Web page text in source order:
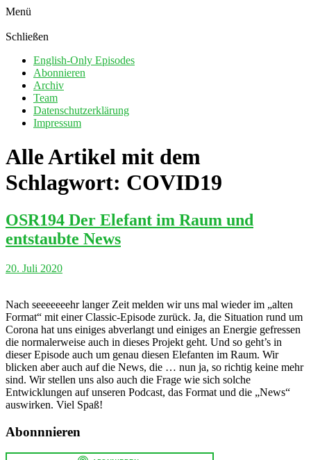
Menü
Schließen
English-Only Episodes
Abonnieren
Archiv
Team
Datenschutzerklärung
Impressum
Alle Artikel mit dem
Schlagwort: COVID19
OSR194 Der Elefant im Raum und
entstaubte News
20. Juli 2020
Nach seeeeeeehr langer Zeit melden wir uns mal wieder im „alten
Format“ mit einer Classic-Episode zurück. Ja, die Situation rund um
Corona hat uns einiges abverlangt und einiges an Energie gefressen
die normalerweise auch in dieses Projekt geht. Und so geht’s in
dieser Episode auch um genau diesen Elefanten im Raum. Wir
blicken aber auch auf die News, die … nun ja, so richtig keine mehr
sind. Wir stellen uns also auch die Frage wie sich solche
Entwicklungen auf unseren Podcast, das Format und die „News“
auswirken. Viel Spaß!
Abonnnieren